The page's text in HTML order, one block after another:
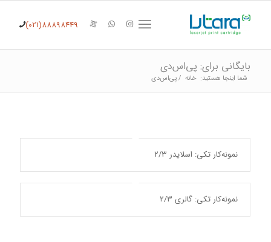
(021)88898449
بایگانی برای: پی‌اس‌دی
شما اینجا هستید: خانه / پی‌اس‌دی
نمونه‌کار تکی: اسلایدر ۲/۳
نمونه‌کار تکی: گالری ۲/۳